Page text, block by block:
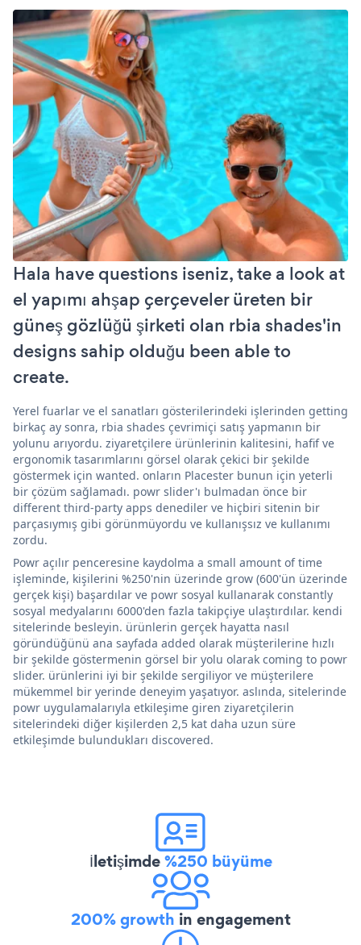
Hala have questions iseniz, take a look at
el yapımı ahşap çerçeveler üreten bir
güneş gözlüğü şirketi olan rbia shades'in
designs sahip olduğu been able to
create.
Yerel fuarlar ve el sanatları gösterilerindeki işlerinden getting
birkaç ay sonra, rbia shades çevrimiçi satış yapmanın bir
yolunu arıyordu. ziyaretçilere ürünlerinin kalitesini, hafif ve
ergonomik tasarımlarını görsel olarak çekici bir şekilde
göstermek için wanted. onların Placester bunun için yeterli
bir çözüm sağlamadı. powr slider'ı bulmadan önce bir
different third-party apps denediler ve hiçbiri sitenin bir
parçasıymış gibi görünmüyordu ve kullanışsız ve kullanımı
zordu.
Powr açılır penceresine kaydolma a small amount of time
işleminde, kişilerini %250'nin üzerinde grow (600'ün üzerinde
gerçek kişi) başardılar ve powr sosyal kullanarak constantly
sosyal medyalarını 6000'den fazla takipçiye ulaştırdılar. kendi
sitelerinde besleyin. ürünlerin gerçek hayatta nasıl
göründüğünü ana sayfada added olarak müşterilerine hızlı
bir şekilde göstermenin görsel bir yolu olarak coming to powr
slider. ürünlerini iyi bir şekilde sergiliyor ve müşterilere
mükemmel bir yerinde deneyim yaşatıyor. aslında, sitelerinde
powr uygulamalarıyla etkileşime giren ziyaretçilerin
sitelerindeki diğer kişilerden 2,5 kat daha uzun süre
etkileşimde bulundukları discovered.
İletişimde%250 büyüme
200% growth in engagement